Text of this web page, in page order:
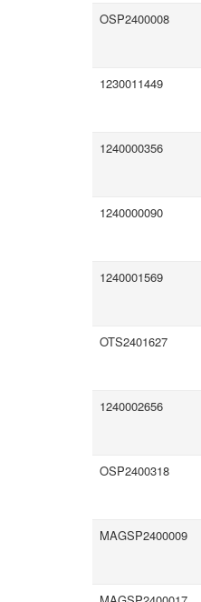
OSP2400008
1230011449
1240000356
1240000090
1240001569
OTS2401627
1240002656
OSP2400318
MAGSP2400009